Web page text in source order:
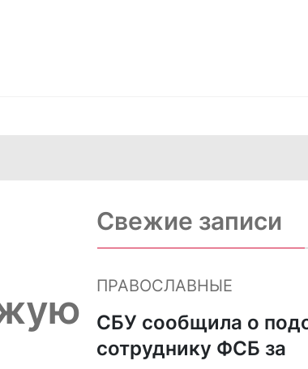
Свежие записи
ПРАВОСЛАВНЫЕ
СБУ сообщила о
сотруднику ФСБ за